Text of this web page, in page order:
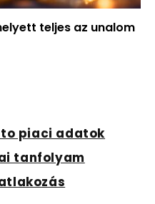
teljes az unalom
piaci adatok
tanfolyam